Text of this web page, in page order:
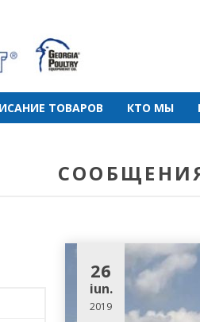
ТОВАРОВ КТО МЫ
26
iun.
2019